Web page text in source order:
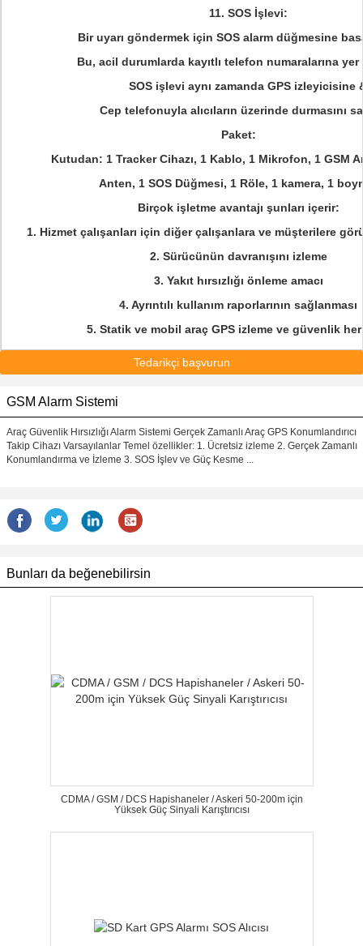
11. SOS İşlevi:
Bir uyarı göndermek için SOS alarm düğmesine
Bu, acil durumlarda kayıtlı telefon numaralarına
SOS işlevi aynı zamanda GPS izleyicisine
Cep telefonuyla alıcıların üzerinde durmasını
Paket:
Kutudan: 1 Tracker Cihazı, 1 Kablo, 1 Mikrofon, 1 GSM
Anten, 1 SOS Düğmesi, 1 Röle, 1 kamera, 1
Birçok işletme avantajı şunları içerir:
1. Hizmet çalışanları için diğer çalışanlara ve müşterilere
2. Sürücünün davranışını izleme
3. Yakıt hırsızlığı önleme amacı
4. Ayrıntılı kullanım raporlarının sağlanması
5. Statik ve mobil araç GPS izleme ve güvenlik
Tedarikçi başvurun
GSM Alarm Sistemi
Araç Güvenlik Hırsızlığı Alarm Sistemi Gerçek Zamanlı Araç GPS Konumlandırıcı
Takip Cihazı Varsayılanlar Temel özellikler: 1. Ücretsiz izleme 2. Gerçek Zamanlı
Konumlandırma ve İzleme 3. SOS İşlev ve Güç Kesme ...
Bunları da beğenebilirsin
CDMA / GSM / DCS Hapishaneler / Askeri 50-200m için
Yüksek Güç Sinyali Karıştırıcısı